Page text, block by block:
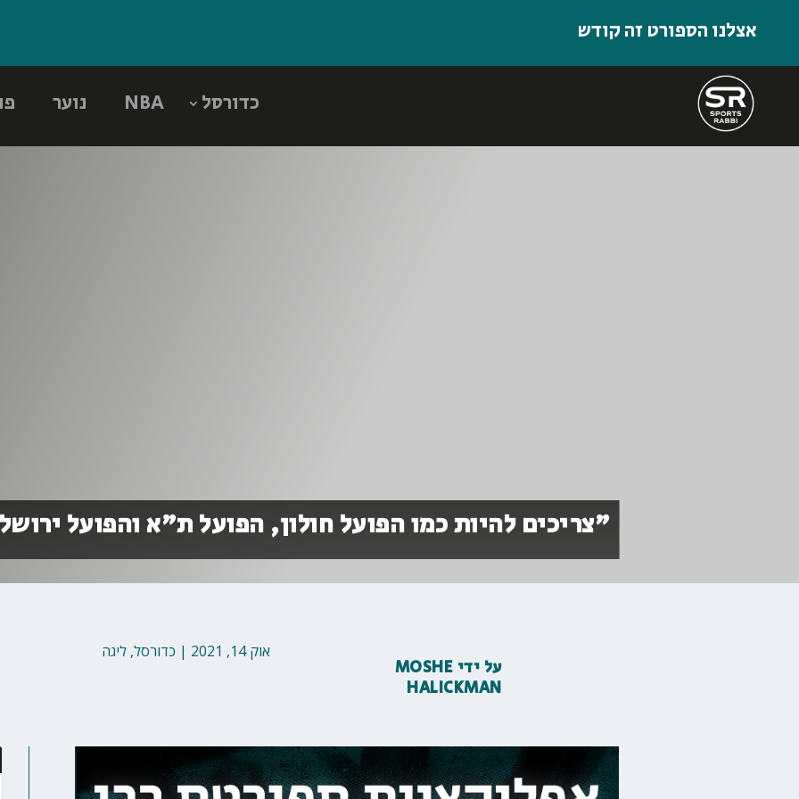
אצלנו הספורט זה קודש
כדורסל NBA נוער
"צריכים להיות כמו הפועל חולון, הפועל ת"א והפועל
אוק 14, 2021 | כדורסל,ליגה
על ידי MOSHE
HALICKMAN